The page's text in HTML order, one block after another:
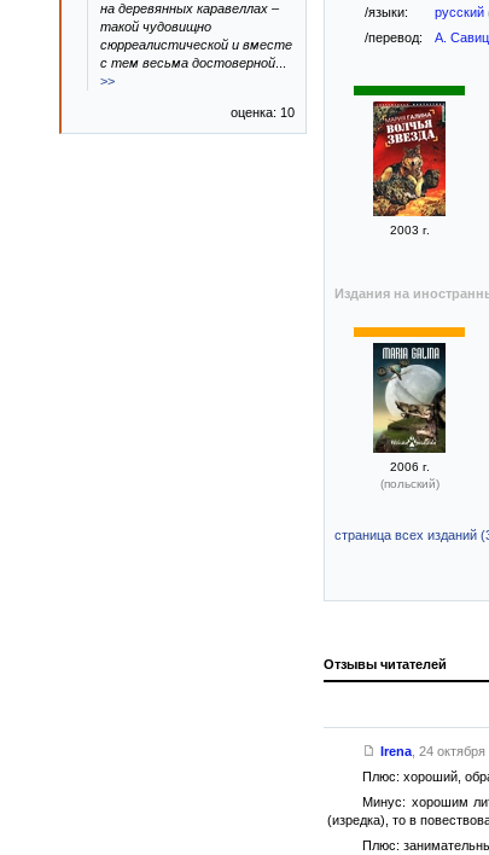
/языки: русский
/перевод: А.
2003 г.
Издания на
2006 г.
(польский)
страница всех изданий
Отзывы читателей
Irena, 24 октября
Плюс: хороший,
Минус: хорошим
(изредка), то в
Плюс:
на деревянных каравеллах –
такой чудовищно
сюрреалистической и вместе
с тем весьма достоверной
>>
оценка: 10